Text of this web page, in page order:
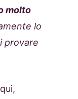
molto
lo
provare